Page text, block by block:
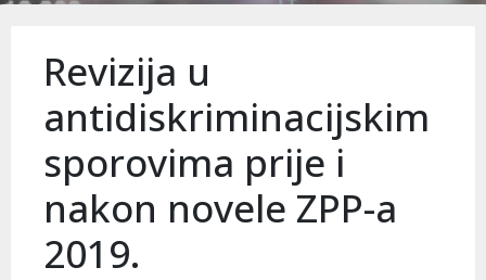
Revizija u
antidiskriminacijskim
sporovima prije i
nakon novele ZPP-a
2019.